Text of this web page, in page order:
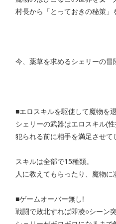
村長から「とっておきの秘策」
今、薬草を求めるシェリーの冒
■エロスキルを駆使して魔物を
シェリーの武器はエロスキル(性
犯られる前に相手を満足させて
スキルは全部で15種類。
人に教えてもらったり、魔物
■ゲームオーバー無し!
戦闘で敗北すれば即凌○シーン